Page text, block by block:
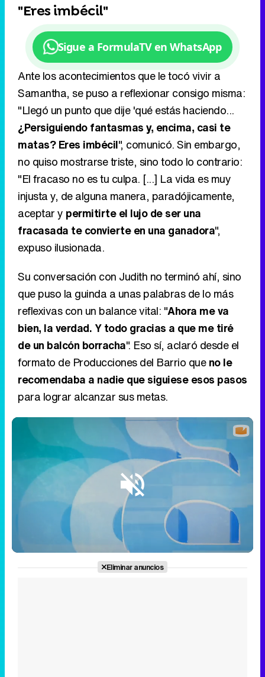
"Eres imbécil"
Sigue a FormulaTV en WhatsApp
Ante los acontecimientos que le tocó vivir a
Samantha, se puso a reflexionar consigo misma:
"Llegó un punto que dije 'qué estás haciendo...
¿Persiguiendo fantasmas y, encima, casi te
matas? Eres imbécil", comunicó. Sin embargo,
no quiso mostrarse triste, sino todo lo contrario:
"El fracaso no es tu culpa. [...] La vida es muy
injusta y, de alguna manera, paradójicamente,
aceptar y permitirte el lujo de ser una
fracasada te convierte en una ganadora",
expuso ilusionada.
Su conversación con Judith no terminó ahí, sino
que puso la guinda a unas palabras de lo más
reflexivas con un balance vital: "Ahora me va
bien, la verdad. Y todo gracias a que me tiré
de un balcón borracha". Eso sí, aclaró desde el
formato de Producciones del Barrio queno le
recomendaba a nadie que siguiese esos pasos
para lograr alcanzar sus metas.
Unmute
Eliminar anuncios